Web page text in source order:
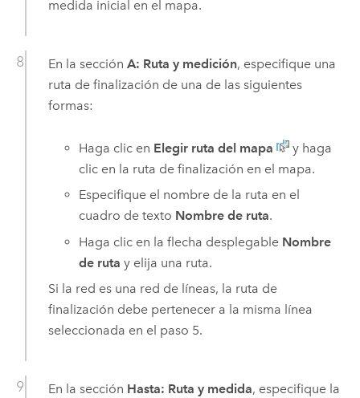
medida inicial en el mapa.
En la sección A: Ruta y medición, especifique una
ruta de finalización de una de las siguientes
formas:
Haga clic en Elegir ruta del mapa
y haga
clic en la ruta de finalización en el mapa.
Especifique el nombre de la ruta en el
cuadro de texto Nombre de ruta.
Haga clic en la flecha desplegable Nombre
de ruta y elija una ruta.
Si la red es una red de líneas, la ruta de
finalización debe pertenecer a la misma línea
seleccionada en el paso 5.
En la sección Hasta: Ruta y medida, especifique la